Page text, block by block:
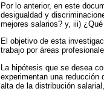
Por lo anterior, en este
desigualdad y
mejores salarios? y, iii)
El objetivo de esta
trabajo por áreas
La hipótesis que se desea
experimentan una
alta de la distribución